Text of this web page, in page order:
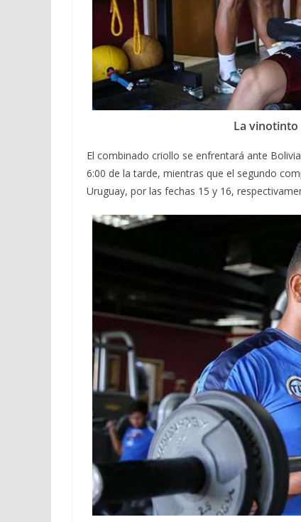
La vinotinto
El combinado criollo se enfrentará ante
6:00 de la tarde, mientras que el segundo
Uruguay, por las fechas 15 y 16,